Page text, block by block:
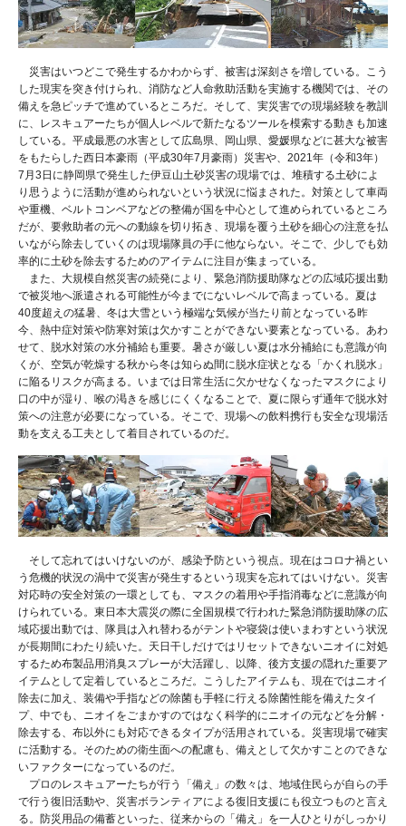
災害はいつどこで発生するかわからず、被害は深刻さを増している。こう
した現実を突き付けられ、消防など人命救助活動を実施する機関では、その
備えを急ピッチで進めているところだ。そして、実災害での現場経験を教訓
に、レスキュアーたちが個人レベルで新たなるツールを模索する動きも加速
している。平成最悪の水害として広島県、岡山県、愛媛県などに甚大な被害
をもたらした西日本豪雨（平成30年7月豪雨）災害や、2021年（令和3年）
7月3日に静岡県で発生した伊豆山土砂災害の現場では、堆積する土砂によ
り思うように活動が進められないという状況に悩まされた。対策として車両
や重機、ベルトコンベアなどの整備が国を中心として進められているところ
だが、要救助者の元への動線を切り拓き、現場を覆う土砂を細心の注意を払
いながら除去していくのは現場隊員の手に他ならない。そこで、少しでも効
率的に土砂を除去するためのアイテムに注目が集まっている。
また、大規模自然災害の続発により、緊急消防援助隊などの広域応援出動
で被災地へ派遣される可能性が今までにないレベルで高まっている。夏は
40度超えの猛暑、冬は大雪という極端な気候が当たり前となっている昨
今、熱中症対策や防寒対策は欠かすことができない要素となっている。あわ
せて、脱水対策の水分補給も重要。暑さが厳しい夏は水分補給にも意識が向
くが、空気が乾燥する秋から冬は知らぬ間に脱水症状となる「かくれ脱水」
に陥るリスクが高まる。いまでは日常生活に欠かせなくなったマスクにより
口の中が湿り、喉の渇きを感じにくくなることで、夏に限らず通年で脱水対
策への注意が必要になっている。そこで、現場への飲料携行も安全な現場活
動を支える工夫として着目されているのだ。
そして忘れてはいけないのが、感染予防という視点。現在はコロナ禍とい
う危機的状況の渦中で災害が発生するという現実を忘れてはいけない。災害
対応時の安全対策の一環としても、マスクの着用や手指消毒などに意識が向
けられている。東日本大震災の際に全国規模で行われた緊急消防援助隊の広
域応援出動では、隊員は入れ替わるがテントや寝袋は使いまわすという状況
が長期間にわたり続いた。天日干しだけではリセットできないニオイに対処
するため布製品用消臭スプレーが大活躍し、以降、後方支援の隠れた重要ア
イテムとして定着しているところだ。こうしたアイテムも、現在ではニオイ
除去に加え、装備や手指などの除菌も手軽に行える除菌性能を備えたタイ
プ、中でも、ニオイをごまかすのではなく科学的にニオイの元などを分解・
除去する、布以外にも対応できるタイプが活用されている。災害現場で確実
に活動する。そのための衛生面への配慮も、備えとして欠かすことのできな
いファクターになっているのだ。
プロのレスキュアーたちが行う「備え」の数々は、地域住民らが自らの手
で行う復旧活動や、災害ボランティアによる復旧支援にも役立つものと言え
る。防災用品の備蓄といった、従来からの「備え」を一人ひとりがしっかり